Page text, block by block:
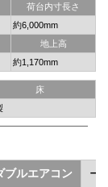
荷台内寸長さ
約6,000mm
地上高
約1,170mm
床
ブルエアコン ー